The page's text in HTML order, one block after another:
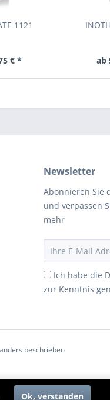
1121
€ * ab
Newsletter
Abonnieren Sie
und verpassen
mehr
Ich habe die
zur Kenntnis
beschrieben
Ok, verstanden